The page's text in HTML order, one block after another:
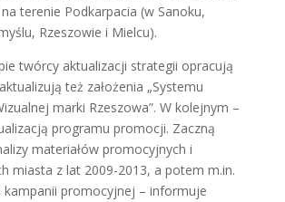
terenie Podkarpacia (w Sanoku,
Rzeszowie i Mielcu).
twórcy aktualizacji strategii opracują
też założenia „Systemu
marki Rzeszowa”. W kolejnym –
programu promocji. Zaczną
materiałów promocyjnych i
miasta z lat 2009-2013, a potem m.in.
kampanii promocyjnej – informuje